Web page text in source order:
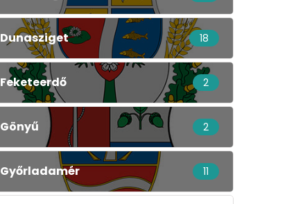
Dunasziget 18
Feketeerdő 2
Gönyű 2
Győrladamér 11